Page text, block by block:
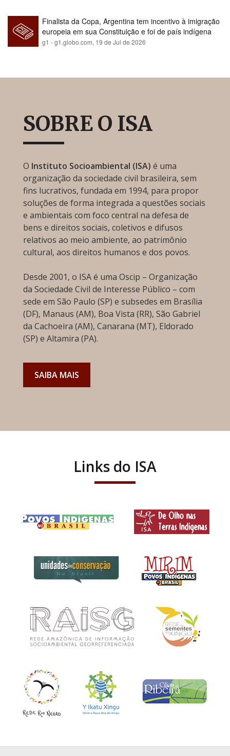
Finalista da Copa, Argentina tem incentivo à imigração
europeia em sua Constituição e foi de país indígena
para maioria branca
g1 - g1.globo.com, 19 de Jul de 2026
SOBRE O ISA
O Instituto Socioambiental (ISA) é uma
organização da sociedade civil brasileira, sem
fins lucrativos, fundada em 1994, para propor
soluções de forma integrada a questões sociais
e ambientais com foco central na defesa de
bens e direitos sociais, coletivos e difusos
relativos ao meio ambiente, ao patrimônio
cultural, aos direitos humanos e dos povos.
Desde 2001, o ISA é uma Oscip – Organização
da Sociedade Civil de Interesse Público – com
sede em São Paulo (SP) e subsedes em Brasília
(DF), Manaus (AM), Boa Vista (RR), São Gabriel
da Cachoeira (AM), Canarana (MT), Eldorado
(SP) e Altamira (PA).
SAIBA MAIS
Links do ISA